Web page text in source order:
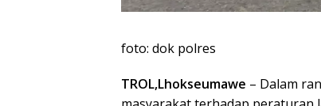
foto: dok polres
TROL,Lhokseumawe – Dalam